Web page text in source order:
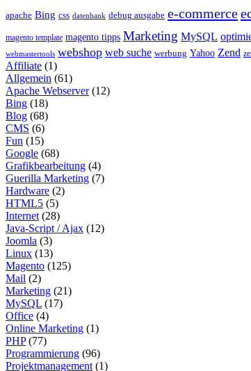
apache Bing css datenbank debug ausgabe e-commerce
magento template magento tipps Marketing MySQL
webmastertools webshop web suche werbung Yahoo Zend
Affiliate (1)
Allgemein (61)
Apache Webserver(12)
Bing (18)
Blog (68)
CMS (6)
Fun (15)
Google (68)
Grafikbearbeitung (4)
Guerilla Marketing (7)
Hardware (2)
HTML5 (5)
Internet (28)
Java-Script / Ajax (12)
Joomla (3)
Linux (13)
Magento (125)
Mail (2)
Marketing (21)
MySQL (17)
Office (4)
Online Marketing (1)
PHP(77)
Programmierung (96)
Projektmanagement (1)